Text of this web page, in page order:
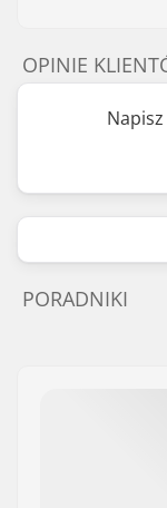
OPINIE
PORADNIKI